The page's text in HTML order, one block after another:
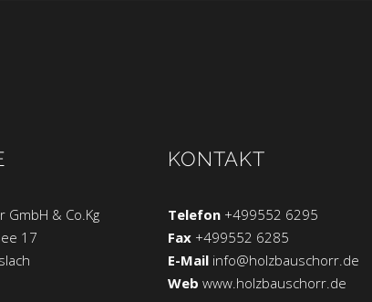
GmbH & Co.Kg
17
KONTAKT
Telefon +499552 6295
Fax+499552 6285
E-Mail info@holzbauschorr.de
Web www.holzbauschorr.de